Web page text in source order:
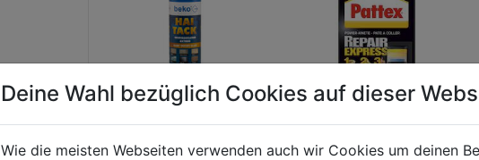
Deine Wahl bezüglich Cookies auf dieser
Wie die meisten Webseiten verwenden auch wir Cookies um deinen